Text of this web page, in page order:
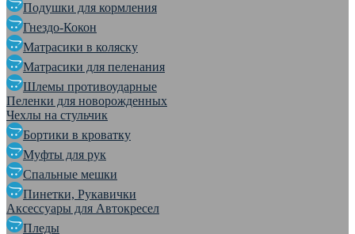
Подушки для кормления
Гнездо-Кокон
Матрасики в коляску
Матрасики для пеленания
Шлемы противоударные
Пеленки для новорожденных
Чехлы на стульчик
Бортики в кроватку
Муфты для рук
Спальные мешки
Пинетки, Рукавички
Аксессуары для Автокресел
Пледы